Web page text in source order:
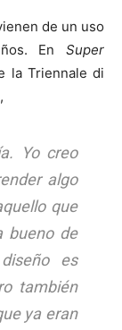
de un uso
En Super
la Triennale di
Yo creo
algo
que
bueno de
es
también
ya eran